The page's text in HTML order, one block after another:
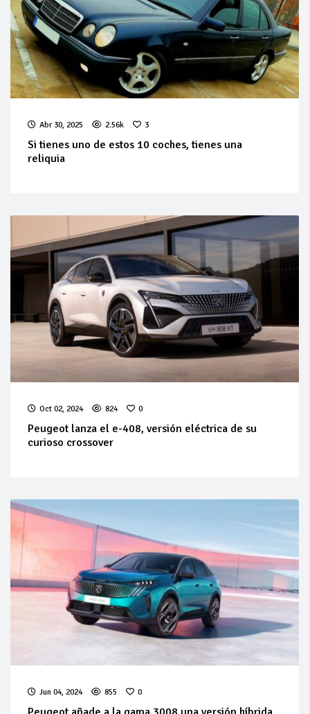
Abr 30, 2025 2.56k 3
Si tienes uno de estos 10 coches, tienes una
reliquia
Oct 02, 2024 824 0
Peugeot lanza el e-408, versión eléctrica de su
curioso crossover
Jun 04, 2024 855 0